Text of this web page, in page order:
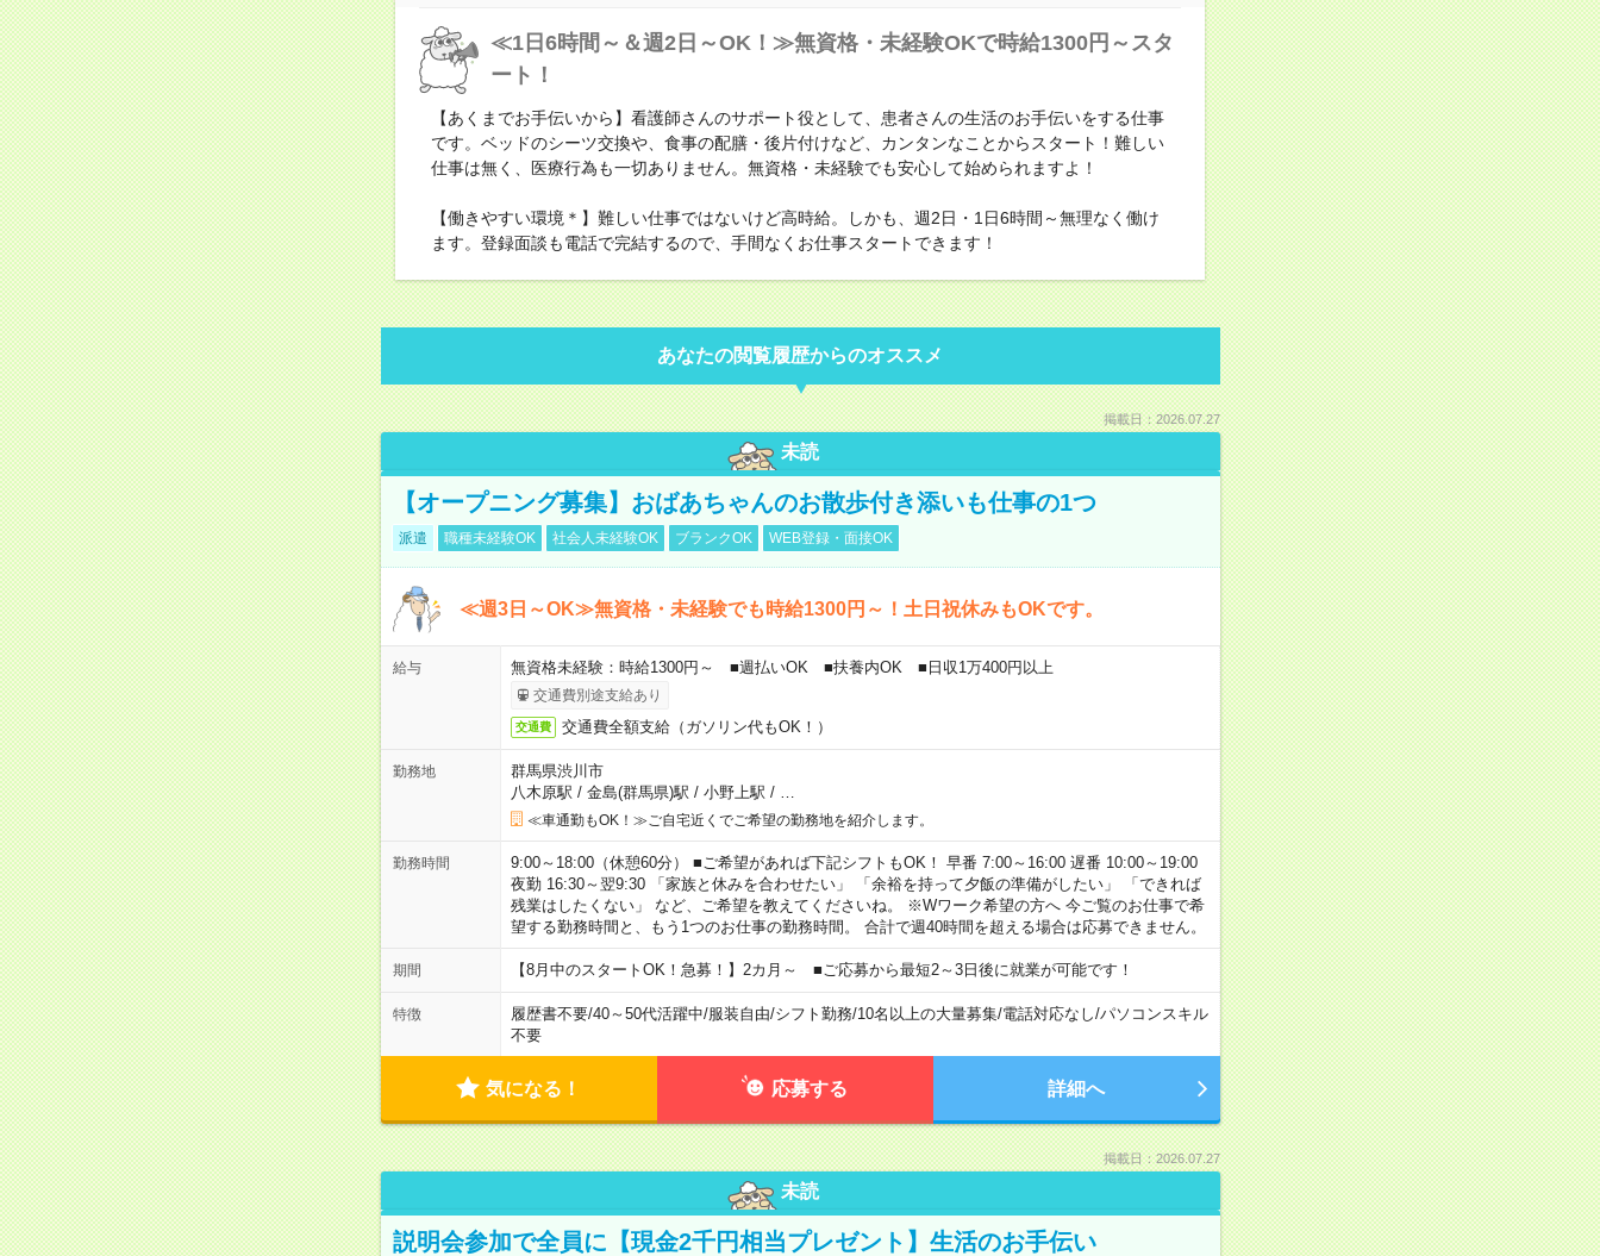
≪1日6時間～＆週2日～OK！≫無資格・未経験OKで時給1300円～スタ
ート！
【あくまでお手伝いから】看護師さんのサポート役として、患者さんの生活のお手伝いをする仕事
です。ベッドのシーツ交換や、食事の配膳・後片付けなど、カンタンなことからスタート！難しい
仕事は無く、医療行為も一切ありません。無資格・未経験でも安心して始められますよ！
【働きやすい環境＊】難しい仕事ではないけど高時給。しかも、週2日・1日6時間～無理なく働け
ます。登録面談も電話で完結するので、手間なくお仕事スタートできます！
あなたの閲覧履歴からのオススメ
掲載日：2026.07.27
未読
【オープニング募集】おばあちゃんのお散歩付き添いも仕事の1つ
派遣 職種未経験OK 社会人未経験OK ブランクOK WEB登録・面接OK
≪週3日～OK≫無資格・未経験でも時給1300円～！土日祝休みもOKです。
給与 無資格未経験：時給1300円～ ■週払いOK ■扶養内OK ■日収1万400円以上
交通費別途支給あり
交通費 交通費全額支給（ガソリン代もOK！）
勤務地
群馬県渋川市
八木原駅 / 金島(群馬県)駅 / 小野上駅 /
≪車通勤もOK！≫ご自宅近くでご希望の勤務地を紹介します。
勤務時間
9:00～18:00（休憩60分） ■ご希望があれば下記シフトもOK！ 早番 7:00～16:00 遅番 10:00～19:00
夜勤 16:30～翌9:30 「家族と休みを合わせたい」 「余裕を持って夕飯の準備がしたい」 「できれば
残業はしたくない」 など、ご希望を教えてくださいね。 ※Wワーク希望の方へ 今ご覧のお仕事で希
望する勤務時間と、もう1つのお仕事の勤務時間。 合計で週40時間を超える場合は応募できません。
期間 【8月中のスタートOK！急募！】2カ月～ ■ご応募から最短2～3日後に就業が可能です！
特徴 履歴書不要/40～50代活躍中/服装自由/シフト勤務/10名以上の大量募集/電話対応なし/パソコンスキル
不要
気になる！ 応募する 詳細へ
掲載日：2026.07.27
未読
説明会参加で全員に【現金2千円相当プレゼント】生活のお手伝い